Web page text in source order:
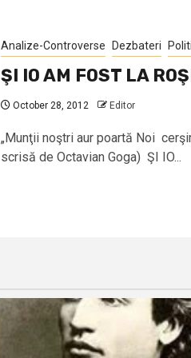
Analize-Controverse Dezbateri
ŞI IO AM FOST LA
October 28, 2012 Editor
„Munţii noştri aur poartă Noi
scrisă de Octavian Goga) ŞI IO...